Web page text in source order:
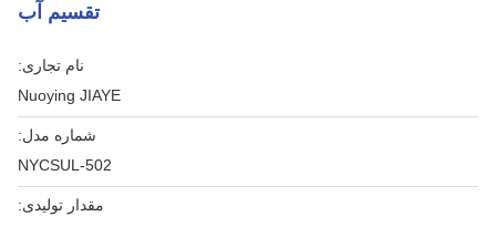
تقسیم آب
نام تجاری:
Nuoying JIAYE
شماره مدل:
NYCSUL-502
مقدار تولیدی: